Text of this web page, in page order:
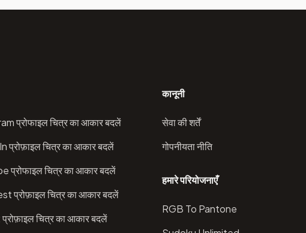
प्रोफाइल चित्र का आकार बदलें
प्रोफ़ाइल चित्र का आकार बदलें
प्रोफाइल चित्र का आकार बदलें
प्रोफ़ाइल चित्र का आकार बदलें
चित्र का आकार बदलें
कानूनी
सेवा की शर्तें
गोपनीयता नीति
हमारे परियोजनाएँ
RGB To Pantone